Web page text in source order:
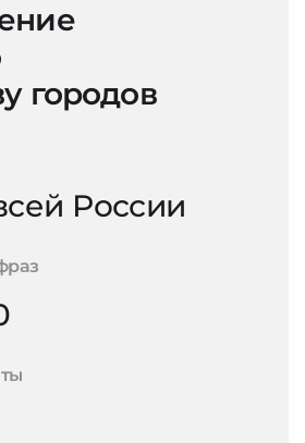
городов
России